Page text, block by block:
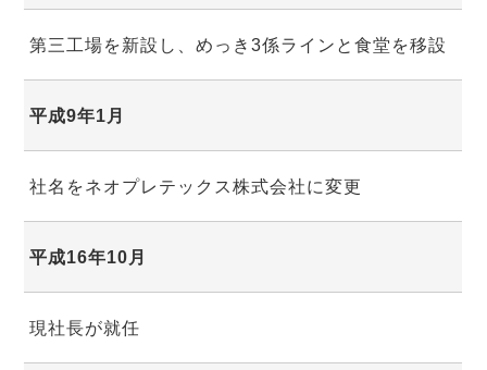
第三工場を新設し、めっき3係ラインと食堂を移設
平成9年1月
社名をネオプレテックス株式会社に変更
平成16年10月
現社長が就任